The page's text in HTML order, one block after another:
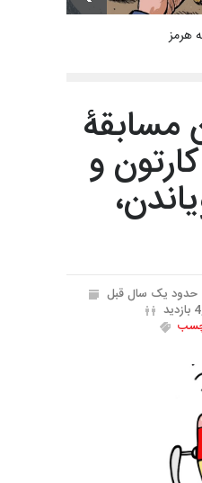
هرمز
و
حدود یک سال قبل